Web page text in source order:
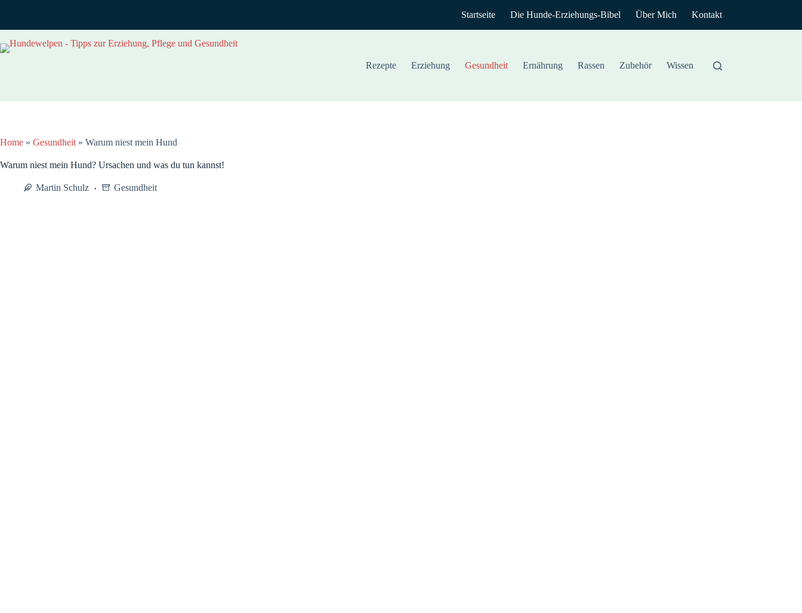
Startseite Die Hunde-Erziehungs-Bibel Über Mich Kontakt
Rezepte Erziehung Gesundheit Ernährung Rassen Zubehör Wissen
Home » Gesundheit » Warum niest mein Hund
Warum niest mein Hund? Ursachen und was du tun kannst!
Martin Schulz Gesundheit